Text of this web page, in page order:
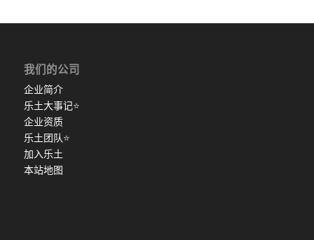
我们的公司
企业简介
乐土大事记⭐
企业资质
乐土团队⭐
加入乐土
本站地图